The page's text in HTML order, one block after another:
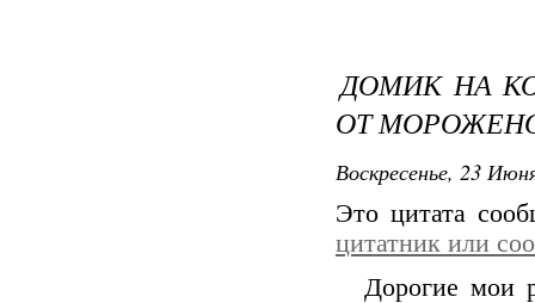
ДОМИК НА
ОТ
Воскресенье, 23
Это цитата
цитатник или
Дорогие мои